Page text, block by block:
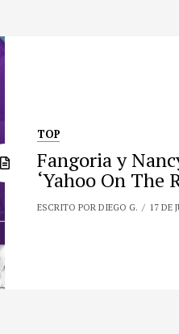
TOP
Fangoria y
‘Yahoo On The
ESCRITO POR DIEGO G. 17 DE